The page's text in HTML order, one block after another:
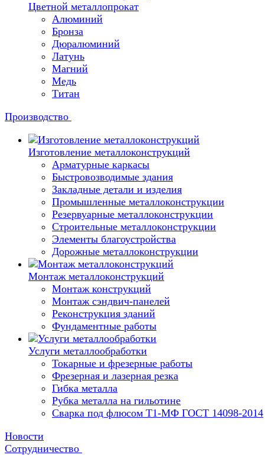
Цветной металлопрокат
Алюминий
Бронза
Дюралюминий
Латунь
Магний
Медь
Титан
Производство
Изготовление металлоконструкций
Арматурные каркасы
Быстровозводимые здания
Закладные детали и изделия
Промышленные металлоконструкции
Резервуарные металлоконструкции
Строительные металлоконструкции
Элементы благоустройства
Дорожные металлоконструкции
Монтаж металлоконструкций
Монтаж конструкций
Монтаж сэндвич-панелей
Реконструкция зданий
Фундаментные работы
Услуги металлообработки
Токарные и фрезерные работы
Фрезерная и лазерная резка
Гибка металла
Рубка металла на гильотине
Сварка под флюсом Т1-МФ ГОСТ 14098-2014
Новости
Сотрудничество